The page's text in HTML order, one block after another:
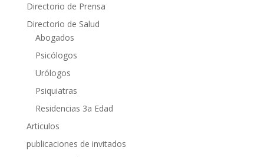
Directorio de Prensa
Directorio de Salud
Abogados
Psicólogos
Urólogos
Psiquiatras
Residencias 3a Edad
Articulos
publicaciones de invitados